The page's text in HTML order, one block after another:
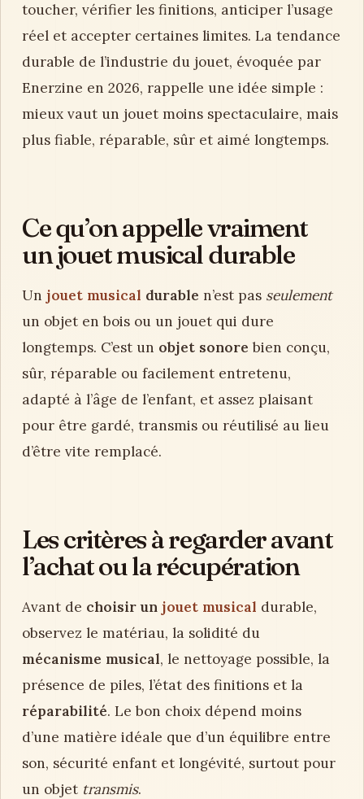
toucher, vérifier les finitions, anticiper l’usage
réel et accepter certaines limites. La tendance
durable de l’industrie du jouet, évoquée par
Enerzine en 2026, rappelle une idée simple :
mieux vaut un jouet moins spectaculaire, mais
plus fiable, réparable, sûr et aimé longtemps.
Ce qu’on appelle vraiment
un jouet musical durable
Un jouet musical durable n’est pas seulement
un objet en bois ou un jouet qui dure
longtemps. C’est un objet sonore bien conçu,
sûr, réparable ou facilement entretenu,
adapté à l’âge de l’enfant, et assez plaisant
pour être gardé, transmis ou réutilisé au lieu
d’être vite remplacé.
Les critères à regarder avant
l’achat ou la récupération
Avant de choisir un jouet musical durable,
observez le matériau, la solidité du
mécanisme musical, le nettoyage possible, la
présence de piles, l’état des finitions et la
réparabilité. Le bon choix dépend moins
d’une matière idéale que d’un équilibre entre
son, sécurité enfant et longévité, surtout pour
un objet transmis.